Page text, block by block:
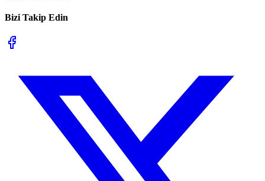
Bizi Takip Edin